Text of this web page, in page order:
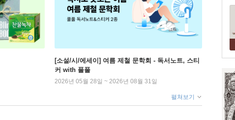
[소설/시/에세이] 여름 제철 문학회 - 독서노트, 스티
커 with 풀풀
2026년 05월 28일 ~ 2026년 08월 31일
펼쳐보기